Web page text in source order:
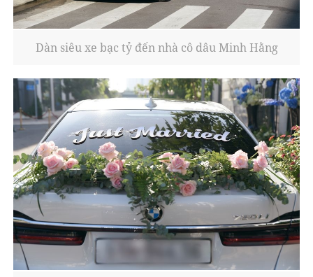
Dàn siêu xe bạc tỷ đến nhà cô dâu Minh Hằng